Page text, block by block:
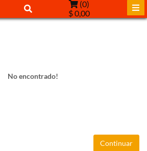
(0)
$ 0,00
No encontrado!
Continuar